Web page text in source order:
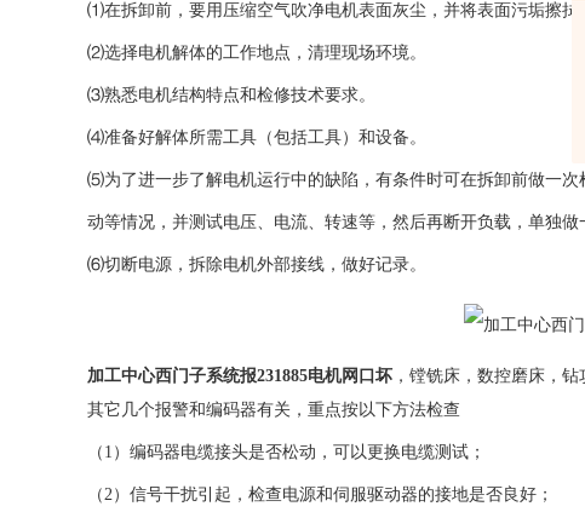
⑴在拆卸前，要用压缩空气吹净电机表面灰尘，并将表面污垢擦拭
⑵选择电机解体的工作地点，清理现场环境。
⑶熟悉电机结构特点和检修技术要求。
⑷准备好解体所需工具（包括工具）和设备。
⑸为了进一步了解电机运行中的缺陷，有条件时可在拆卸前做一
动等情况，并测试电压、电流、转速等，然后再断开负载，单独
⑹切断电源，拆除电机外部接线，做好记录。
加工中心西门子系统报231885电机网口坏 ，镗铣床，数控磨床，
其它几个报警和编码器有关，重点按以下方法检查
（1）编码器电缆接头是否松动，可以更换电缆测试；
（2）信号干扰引起，检查电源和伺服驱动器的接地是否良好；